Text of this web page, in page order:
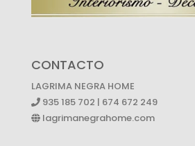
CONTACTO
LAGRIMA NEGRA HOME
935 185 702 | 674 672 249
lagrimanegrahome.com